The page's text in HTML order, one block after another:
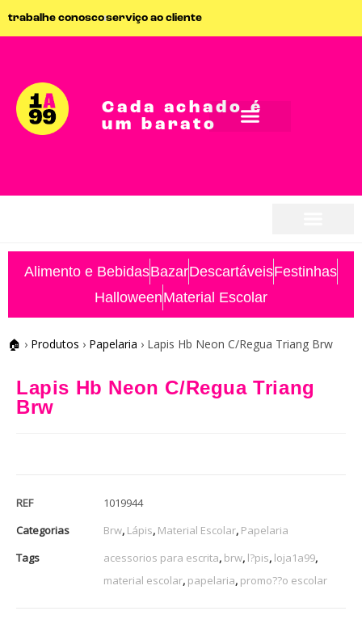
trabalhe conoscoserviço ao cliente
Cada achado é
um barato
Alimento e BebidasBazarDescartáveisFestinhas
HalloweenMaterial Escolar
🏠 › Produtos › Papelaria › Lapis Hb Neon C/Regua Triang Brw
Lapis Hb Neon C/Regua Triang
Brw
REF
1019944
Categorias
Brw, Lápis, Material Escolar, Papelaria
Tags
acessorios para escrita, brw, l?pis, loja1a99,
material escolar, papelaria, promo??o escolar